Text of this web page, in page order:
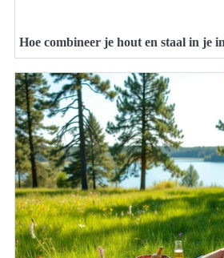
Hoe combineer je hout en staal in je